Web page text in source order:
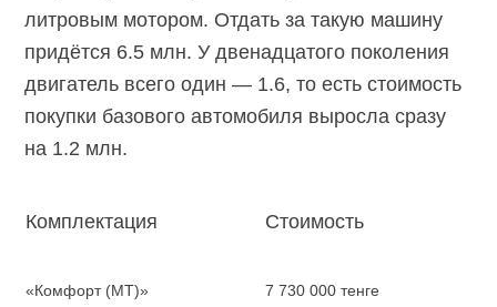
литровым мотором. Отдать за такую машину
придётся 6.5 млн. У двенадцатого поколения
двигатель всего один — 1.6, то есть стоимость
покупки базового автомобиля выросла сразу
на 1.2 млн.
Комплектация Стоимость
«Комфорт (MT)» 7 730 000 тенге